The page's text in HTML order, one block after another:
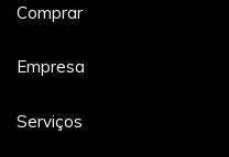
Comprar
Empresa
Serviços